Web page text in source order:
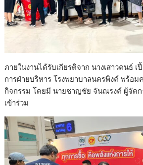
ภายในงานได้รับเกียรติจาก นางเสาวคนธ์ เ
การฝ่ายบริหาร โรงพยาบาลนครพิงค์ พร้อ
กิจกรรม โดยมี นายชาญชัย จันณรงค์ ผู้จัดก
เข้าร่วม